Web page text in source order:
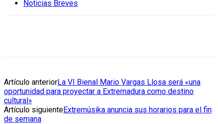
Noticias Breves
Artículo anteriorLa VI Bienal Mario Vargas Llosa será «una
oportunidad para proyectar a Extremadura como destino
cultural»
Artículo siguienteExtremúsika anuncia sus horarios para el fin
de semana